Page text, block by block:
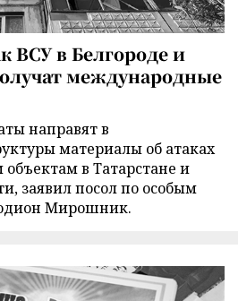
ВСУ в Белгороде и
международные
направят в
материалы об атаках
в Татарстане и
заявил посол по особым
Мирошник.